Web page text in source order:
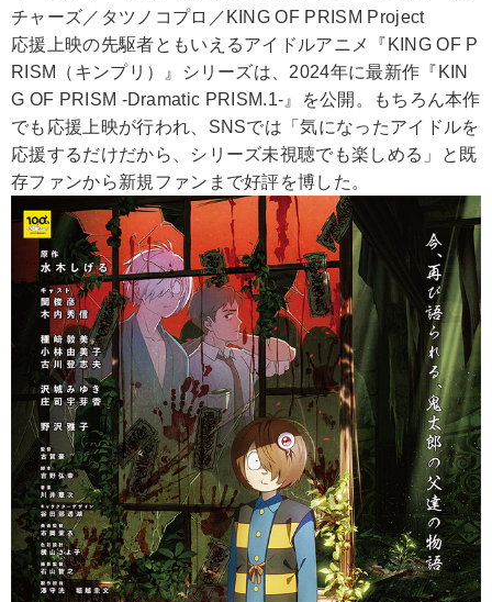
チャーズ／タツノコプロ／KING OF PRISM Project
応援上映の先駆者ともいえるアイドルアニメ『KING OF P
RISM（キンプリ）』シリーズは、2024年に最新作『KIN
G OF PRISM -Dramatic PRISM.1-』を公開。もちろん本作
でも応援上映が行われ、SNSでは「気になったアイドルを
応援するだけだから、シリーズ未視聴でも楽しめる」と既
存ファンから新規ファンまで好評を博した。